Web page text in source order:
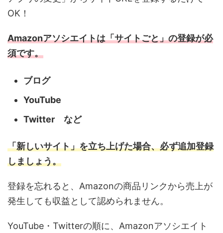
OK！
Amazonアソシエイトは「サイトごと」の登録が必
須です。
ブログ
YouTube
Twitter など
「新しいサイト」を立ち上げた場合、必ず追加登録
しましょう。
登録を忘れると、Amazonの商品リンクから売上が
発生しても収益として認められません。
YouTube・Twitterの順に、Amazonアソシエイト